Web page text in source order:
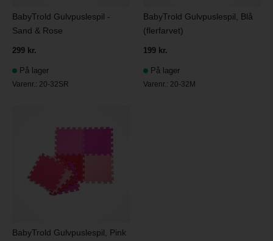
BabyTrold Gulvpuslespil -
Sand & Rose
299 kr.
På lager
Varenr.: 20-32SR
BabyTrold Gulvpuslespil, Blå
(flerfarvet)
199 kr.
På lager
Varenr.: 20-32M
BabyTrold Gulvpuslespil, Pink